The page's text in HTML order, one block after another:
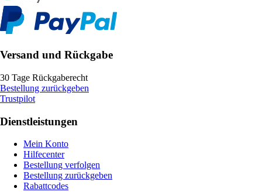
Versand und Rückgabe
30 Tage Rückgaberecht
Bestellung zurückgeben
Trustpilot
Dienstleistungen
Mein Konto
Hilfecenter
Bestellung verfolgen
Bestellung zurückgeben
Rabattcodes